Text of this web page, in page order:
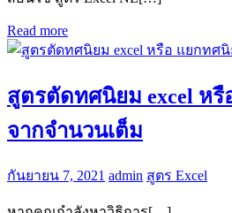
Read more
สูตรตัดทศนิยม excel ห
จากจํานวนเต็ม
กันยายน 7, 2021 admin สูตร Excel